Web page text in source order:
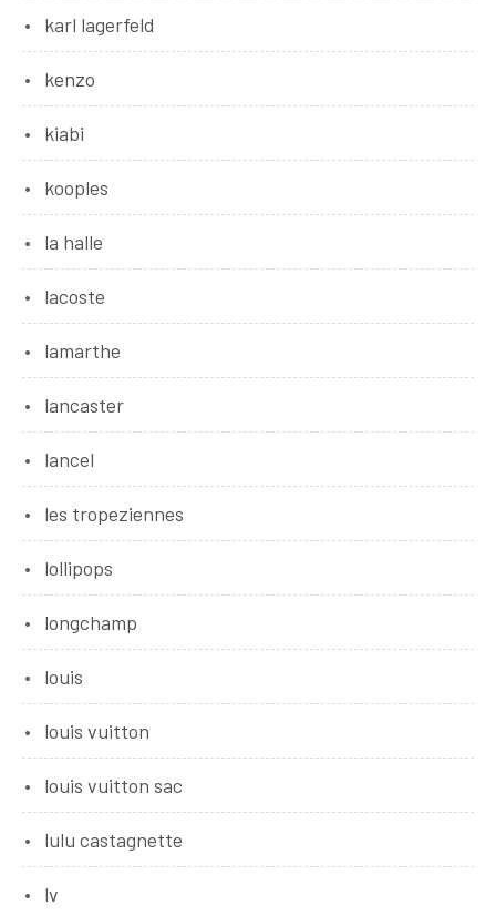
karl lagerfeld
kenzo
kiabi
kooples
la halle
lacoste
lamarthe
lancaster
lancel
les tropeziennes
lollipops
longchamp
louis
louis vuitton
louis vuitton sac
lulu castagnette
lv